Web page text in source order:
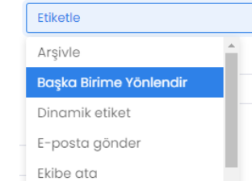
Otomatik Görevler
Kullanıcı Tipleri
Geri Bildirimler
Etiket Grupları
Kullanıcı Bildirim Ayarları (E-posta,
Kullanıcı daveti
Organizasyonel Yapı